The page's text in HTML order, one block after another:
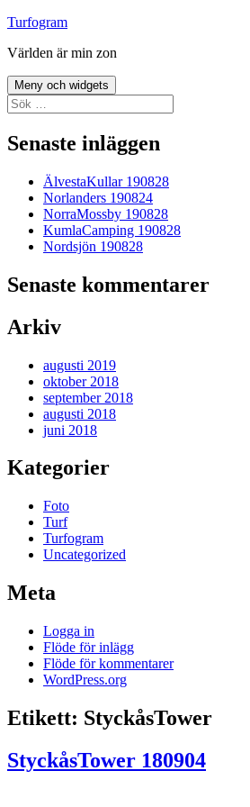
Hoppa
innehåll
Turfogram
Världen är min zon
Meny och widgets
Sök
efter:
Senaste inläggen
ÄlvestaKullar 190828
Norlanders 190824
NorraMossby 190828
KumlaCamping 190828
Nordsjön 190828
Senaste kommentarer
Arkiv
augusti 2019
oktober 2018
september 2018
augusti 2018
juni 2018
Kategorier
Foto
Turf
Turfogram
Uncategorized
Meta
Logga in
Flöde för inlägg
Flöde för kommentarer
WordPress.org
Etikett: StyckåsTower
StyckåsTower 180904